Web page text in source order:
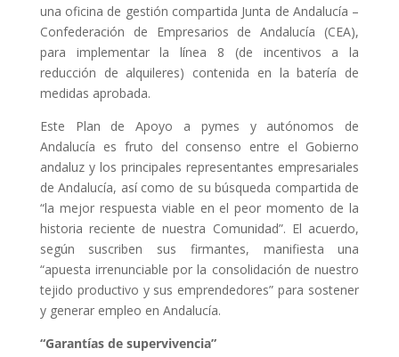
una oficina de gestión compartida Junta de Andalucía –
Confederación de Empresarios de Andalucía (CEA),
para implementar la línea 8 (de incentivos a la
reducción de alquileres) contenida en la batería de
medidas aprobada.
Este Plan de Apoyo a pymes y autónomos de
Andalucía es fruto del consenso entre el Gobierno
andaluz y los principales representantes empresariales
de Andalucía, así como de su búsqueda compartida de
“la mejor respuesta viable en el peor momento de la
historia reciente de nuestra Comunidad”. El acuerdo,
según suscriben sus firmantes, manifiesta una
“apuesta irrenunciable por la consolidación de nuestro
tejido productivo y sus emprendedores” para sostener
y generar empleo en Andalucía.
“Garantías de supervivencia”